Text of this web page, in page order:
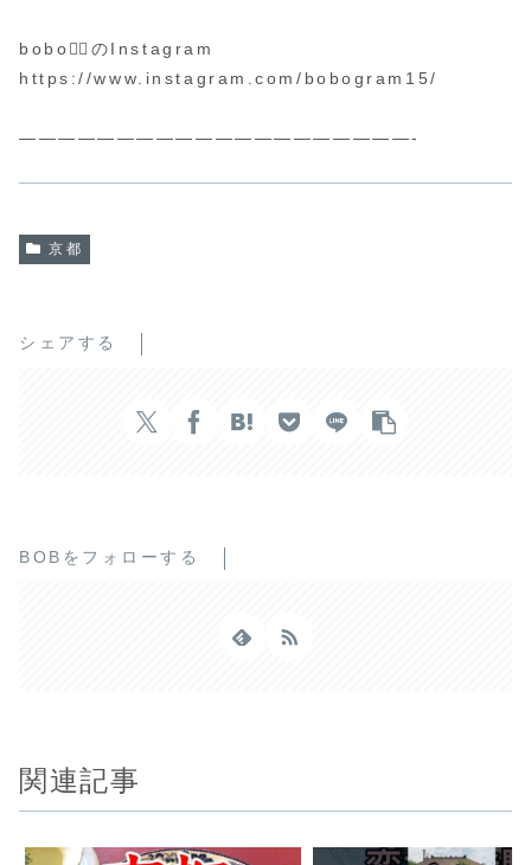
bobo🐕‍🦺のInstagram
https://www.instagram.com/bobogram15/
————————————————————-
京都
シェアする
BOBをフォローする
関連記事